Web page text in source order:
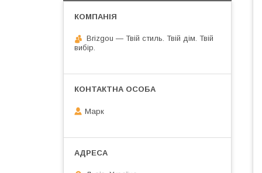
Brizgou — Твій стиль. Твій дім. Твій
вибір.
Марк